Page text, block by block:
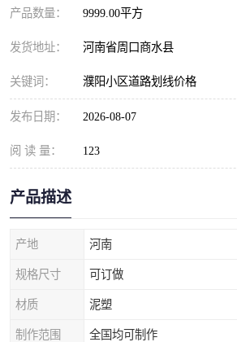
产品数量： 9999.00平方
发货地址： 河南省周口商水县
关键词： 濮阳小区道路划线价格
发布日期： 2026-08-07
阅 读 量： 123
产品描述
产地 河南
规格尺寸 可订做
材质 泥塑
制作范围 全国均可制作